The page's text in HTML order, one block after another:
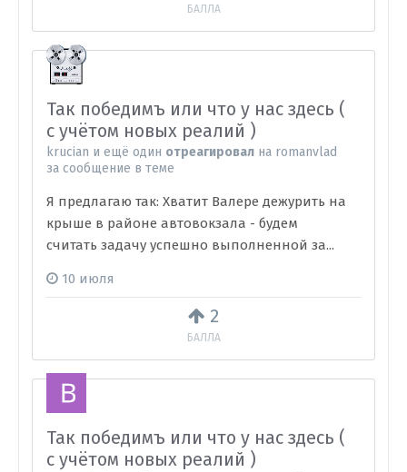
БАЛЛА
2
БАЛЛА
Так победимъ или что у нас здесь (
с учётом новых реалий )
krucian и ещё один отреагировал на romanvlad
за сообщение в теме
Я предлагаю так: Хватит Валере дежурить на
крыше в районе автовокзала - будем
считать задачу успешно выполненной за...
10 июля
Так победимъ или что у нас здесь (
с учётом новых реалий )